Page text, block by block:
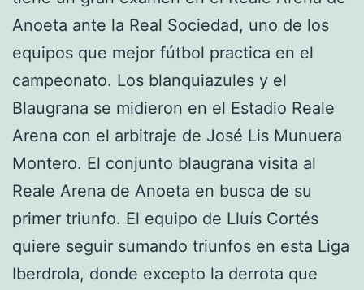
Anoeta ante la Real Sociedad, uno de los
equipos que mejor fútbol practica en el
campeonato. Los blanquiazules y el
Blaugrana se midieron en el Estadio Reale
Arena con el arbitraje de José Lis Munuera
Montero. El conjunto blaugrana visita al
Reale Arena de Anoeta en busca de su
primer triunfo. El equipo de Lluís Cortés
quiere seguir sumando triunfos en esta Liga
Iberdrola, donde excepto la derrota que